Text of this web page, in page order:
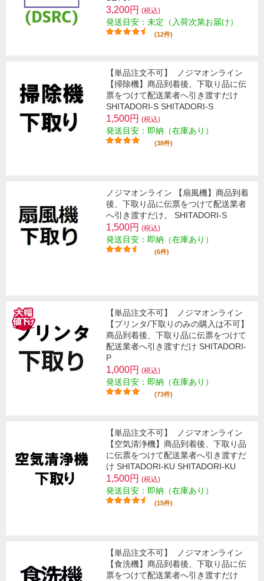
3,200円 (税込)
発送目安：未定（入荷次第お届け）
(12件)
【単品注文不可】
ノジマオンライン
【掃除機】商品到着後、下取り品に伝
票をつけて配送業者へ引き渡すだけ
SHITADORI-S SHITADORI-S
1,500円 (税込)
発送目安：即納（在庫あり）
(38件)
ノジマオンライン 【扇風機】商品到着
後、下取り品に伝票をつけて配送業者
へ引き渡すだけ。 SHITADORI-S
1,500円 (税込)
発送目安：即納（在庫あり）
(6件)
【単品注文不可】
ノジマオンライン
【プリンタ/下取りのみの購入は不可】
商品到着後、下取り品に伝票をつけて
配送業者へ引き渡すだけ SHITADORI-
P
1,000円 (税込)
発送目安：即納（在庫あり）
(73件)
【単品注文不可】
ノジマオンライン
【空気清浄機】商品到着後、下取り品
に伝票をつけて配送業者へ引き渡すだ
け SHITADORI-KU SHITADORI-KU
1,500円 (税込)
発送目安：即納（在庫あり）
(15件)
【単品注文不可】
ノジマオンライン
【食洗機】商品到着後、下取り品に伝
票をつけて配送業者へ引き渡すだけ